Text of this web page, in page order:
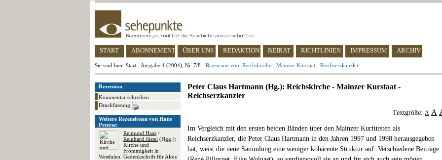
START ABONNEMENT ÜBER UNS REDAKTION BEIRAT RICHTLINIEN IMPRESSUM ARCHIV
Sie sind hier: Start - Ausgabe 4 (2004), Nr. 7/8 - Rezension von: Reichskirche - Mainzer Kurstaat - Reichserzkanzler
Rezension
Kommentar schreiben
Druckfassung
Weitere Rezensionen von Hans
Peterse:
Reimund Haas /
Reinhard Jüstel (Hgg.):
Kirche und
Frömmigkeit in
Westfalen. Gedenkschrift für Alois
Peter Claus Hartmann (Hg.): Reichskirche - Mainzer Kurstaat -
Reichserzkanzler
Textgröße: A A
Im Vergleich mit den ersten beiden Bänden über den Mainzer Kurfürsten als
Reichserzkanzler, die Peter Claus Hartmann in den Jahren 1997 und 1998 herausgegeben
hat, weist die neue Sammlung eine weniger kohärente Struktur auf. Verschiedene Beiträge